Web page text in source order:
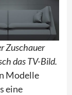
Zuschauer
das TV-Bild.
Modelle
eine